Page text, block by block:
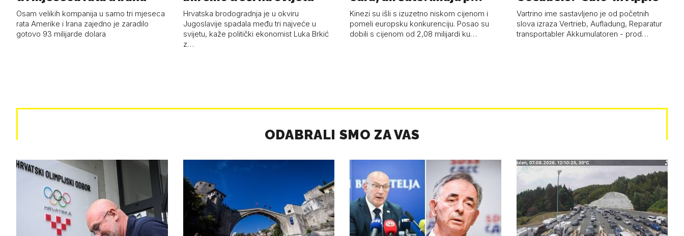
Osam velikih kompanija u samo tri mjeseca
rata Amerike i Irana zajedno je zaradilo
gotovo 93 milijarde dolara
Hrvatska brodogradnja je u okviru
Jugoslavije spadala među tri najveće u
svijetu, kaže politički ekonomist Luka Brkić
z…
Kinezi su išli s izuzetno niskom cijenom i
pomeli europsku konkurenciju. Posao su
dobili s cijenom od 2,08 milijardi ku…
Vartrino ime sastavljeno je od početnih
slova izraza Vertrieb, Aufladung, Reparatur
transportabler Akkumulatoren - prod…